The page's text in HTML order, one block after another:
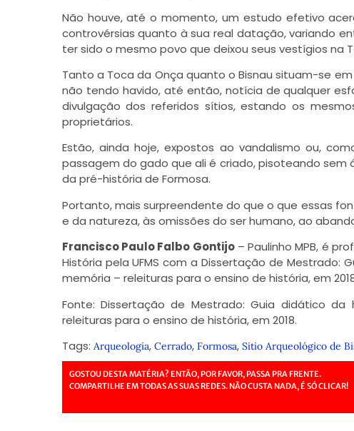
Não houve, até o momento, um estudo efetivo
controvérsias quanto à sua real datação, variando
ter sido o mesmo povo que deixou seus vestígios na
Tanto a Toca da Onça quanto o Bisnau situam-se
não tendo havido, até então, notícia de qualquer
divulgação dos referidos sítios, estando os
proprietários.
Estão, ainda hoje, expostos ao vandalismo ou,
passagem do gado que ali é criado, pisoteando sem
da pré-história de Formosa.
Portanto, mais surpreendente do que o que essas
e da natureza, às omissões do ser humano, ao
Francisco Paulo Falbo Gontijo– Paulinho MPB, é
História pela UFMS com a Dissertação de Mestrado:
memória – releituras para o ensino de história, em
Fonte: Dissertação de Mestrado: Guia didático
releituras para o ensino de história, em 2018.
Tags: Arqueologia, Cerrado, Formosa, Sitio Arqueológico de
GOSTOU DESTA MATÉRIA? ENTÃO, POR FAVOR, PASSA PRA FRENTE.
COMPARTILHE EM TODAS AS SUAS REDES. NÃO CUSTA NADA, É SÓ CLICAR!